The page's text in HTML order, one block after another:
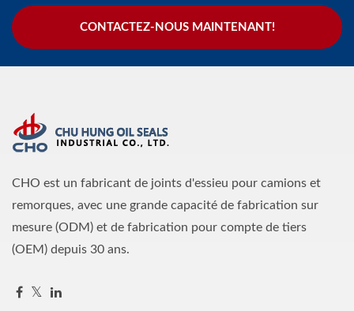
CONTACTEZ-NOUS MAINTENANT!
CHO est un fabricant de joints d'essieu pour camions et
remorques, avec une grande capacité de fabrication sur
mesure (ODM) et de fabrication pour compte de tiers
(OEM) depuis 30 ans.